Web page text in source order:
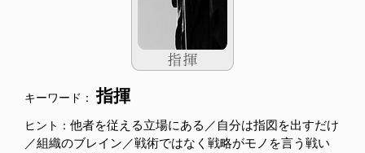
キーワード：指揮
ヒント： 他者を従える立場にある／自分は指図を出すだけ
／組織のブレイン／戦術ではなく戦略がモノを言う戦い